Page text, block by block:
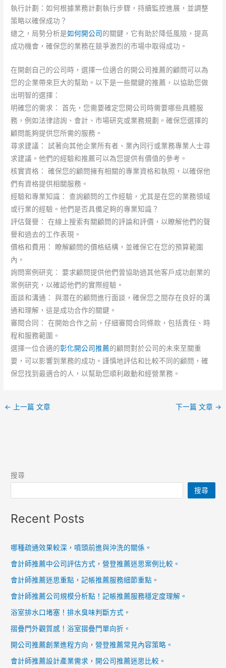
執行計劃：如何根據業務計劃執行步驟，持續監控進展，並調整
策略以確保成功？
總之，局勢分析是如何開公司 的關鍵，它有助於降低風險，提高
成功機會，確保您的業務在競爭激烈的市場中取得成功。
在開創自己的公司時，選擇一位適合的開公司推薦的顧問可以為
您的企業帶來巨大的幫助。以下是一些關鍵的推薦，以協助您做
出明智的選擇：
明確您的需求： 首先，您需要確定您開公司時需要哪些具體服
務，例如法律諮詢、會計、市場研究或業務規劃。確保您選擇的
顧問能夠提供您所需的服務。
尋求建議： 試著向其他企業所有者、業內同行或業務專業人士尋
求建議。他們的經驗和推薦可以為您提供有價值的參考。
核實資格： 確保您的顧問擁有相關的專業資格和執照，以確保他
們有資格提供相關服務。
經驗和專業知識： 查詢顧問的工作經驗，尤其是在您的業務領域
或行業的經驗。他們是否具備足夠的專業知識？
評估聲譽： 在線上搜索有關顧問的評論和評價，以瞭解他們的聲
譽和過去的工作表現。
價格和費用： 瞭解顧問的價格結構，並確保它在您的預算範圍
內。
詢問案例研究： 要求顧問提供他們曾協助過其他客戶成功創業的
案例研究，以確認他們的實際經驗。
面談和溝通： 與潛在的顧問進行面談，確保您之間存在良好的溝
通和理解，這是成功合作的關鍵。
審閱合同： 在開始合作之前，仔細審閱合同條款，包括責任、時
程和服務範圍。
選擇一位合適的彰化開公司推薦的顧問對於公司的未來至關重
要，可以影響到業務的成功。謹慎地評估和比較不同的顧問，確
保您找到最適合的人，以幫助您順利啟動和經營業務。
← 上一篇 文章 下一篇 文章 →
搜尋
搜尋
Recent Posts
哪種疏通效果較深，噴頭前進與沖洗的關係。
會計師推薦中公司評估方式，營登推薦迷思案例比較。
會計師推薦迷思重點，記帳推薦服務細節重點。
會計師推薦公司規模分析點！記帳推薦服務穩定度理解。
浴室排水口堵塞！排水臭味判斷方式。
摺疊門外觀質感！浴室摺疊門單向折。
開公司推薦創業進程方向，營登推薦常見內容策略。
會計師推薦設計產業需求，開公司推薦迷思比較。